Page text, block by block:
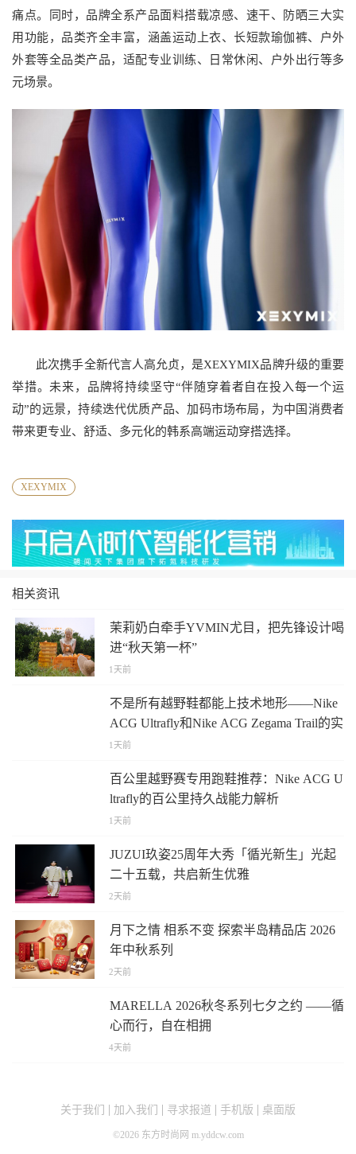
痛点。同时，品牌全系产品面料搭载凉感、速干、防晒三大实
用功能，品类齐全丰富，涵盖运动上衣、长短款瑜伽裤、户外
外套等全品类产品，适配专业训练、日常休闲、户外出行等多
元场景。
此次携手全新代言人高允贞，是XEXYMIX品牌升级的重要
举措。未来，品牌将持续坚守“伴随穿着者自在投入每一个运
动”的远景，持续迭代优质产品、加码市场布局，为中国消费者
带来更专业、舒适、多元化的韩系高端运动穿搭选择。
XEXYMIX
相关资讯
茉莉奶白牵手YVMIN尤目，把先锋设计喝
进“秋天第一杯”
1天前
不是所有越野鞋都能上技术地形——Nike
ACG Ultrafly和Nike ACG Zegama Trail的实
测答案
1天前
百公里越野赛专用跑鞋推荐：Nike ACG U
ltrafly的百公里持久战能力解析
1天前
JUZUI玖姿25周年大秀「循光新生」光起
二十五载，共启新生优雅
2天前
月下之情 相系不变 探索半岛精品店 2026
年中秋系列
2天前
MARELLA 2026秋冬系列七夕之约 ——循
心而行，自在相拥
4天前
关于我们 加入我们 寻求报道 手机版 桌面版
©2026东方时尚网 m.yddcw.com